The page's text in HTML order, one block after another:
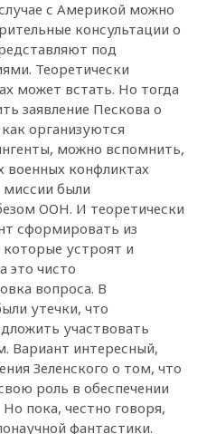
с Америкой можно
консультации о
под
Теоретически
может встать. Но тогда
заявление Пескова о
организуются
можно вспомнить,
конфликтах
миссии были
ООН. И теоретически
сформировать из
которые устроят и
это чисто
вопроса. В
утечки, что
участвовать
Вариант интересный,
Зеленского о том, что
роль в обеспечении
пока, честно говоря,
фантастики.